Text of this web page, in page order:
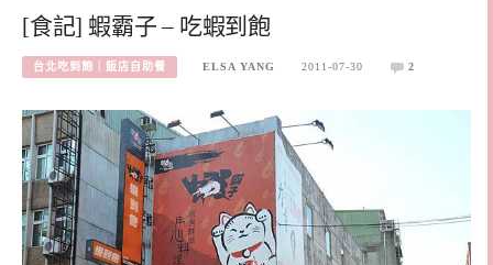
[食記] 蝦霸子 – 吃蝦到飽
台北吃到飽｜飯店自助餐 ELSA YANG 2011-07-30 2